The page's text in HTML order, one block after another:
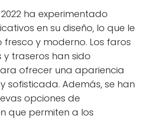
2022 ha experimentado
en su diseño, lo que le
y moderno. Los faros
y traseros han sido
ofrecer una apariencia
sofisticada. Además, se han
opciones de
que permiten a los